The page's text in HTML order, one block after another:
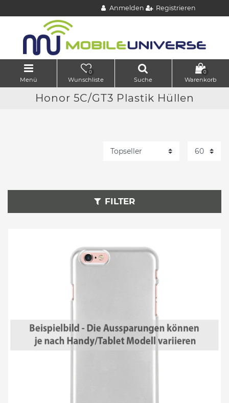
Anmelden Registrieren
Menü
0
Wunschliste Suche
0
Warenkorb
Honor 5C/GT3 Plastik Hüllen
FILTER